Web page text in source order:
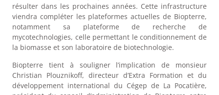
résulter dans les prochaines années. Cette infrastructure
viendra compléter les plateformes actuelles de Biopterre,
notamment sa plateforme de recherche de
mycotechnologies, celle permettant le conditionnement de
la biomasse et son laboratoire de biotechnologie.
Biopterre tient à souligner l’implication de monsieur
Christian Plouznikoff, directeur d’Extra Formation et du
développement international du Cégep de La Pocatière,